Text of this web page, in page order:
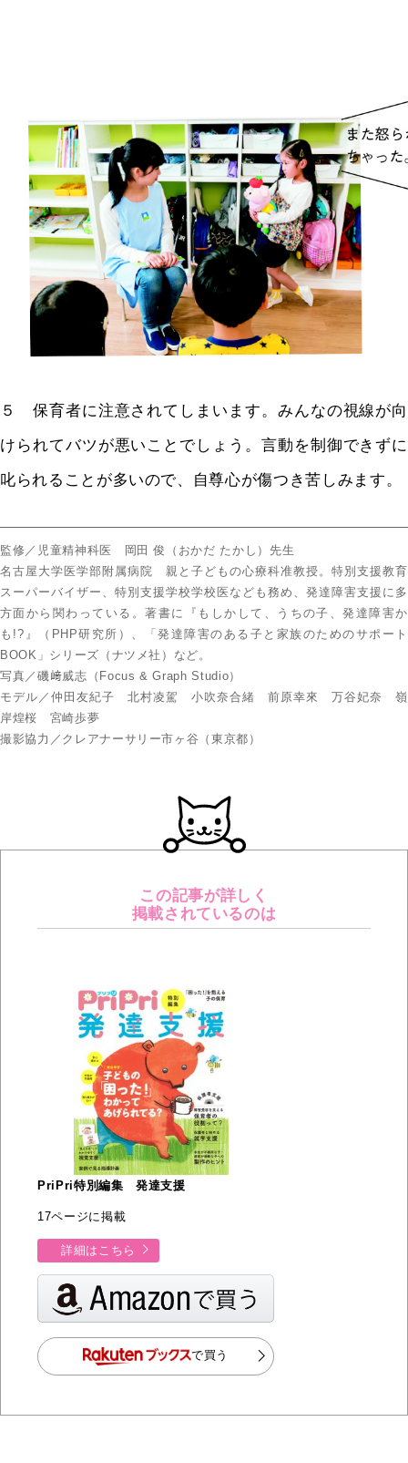
５ 保育者に注意されてしまいます。みんなの視線が向
けられてバツが悪いことでしょう。言動を制御できずに
叱られることが多いので、自尊心が傷つき苦しみます。
監修／児童精神科医 岡田 俊（おかだ たかし）先生
名古屋大学医学部附属病院 親と子どもの心療科准教授。特別支援教育
スーパーバイザー、特別支援学校学校医なども務め、発達障害支援に多
方面から関わっている。著書に『もしかして、うちの子、発達障害か
も!?』（PHP研究所）、「発達障害のある子と家族のためのサポート
BOOK」シリーズ（ナツメ社）など。
写真／磯﨑威志（Focus & Graph Studio）
モデル／仲田友紀子 北村凌駕 小吹奈合緒 前原幸來 万谷妃奈 嶺
岸煌桜 宮崎歩夢
撮影協力／クレアナーサリー市ヶ谷（東京都）
この記事が詳しく
掲載されているのは
PriPri特別編集 発達支援
17ページに掲載
詳細はこちら
で買う